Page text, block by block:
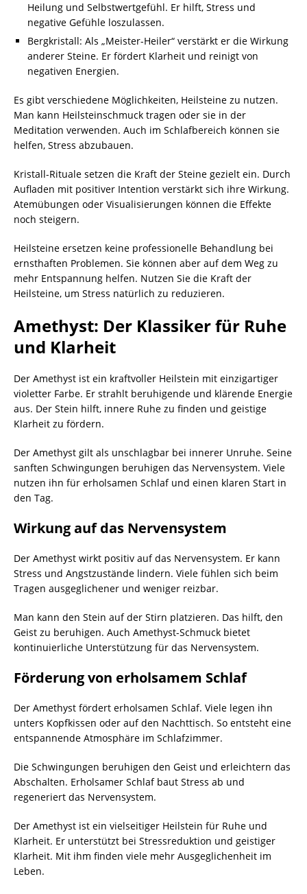
Heilung und Selbstwertgefühl. Er hilft, Stress und
negative Gefühle loszulassen.
Bergkristall: Als „Meister-Heiler“ verstärkt er die Wirkung
anderer Steine. Er fördert Klarheit und reinigt von
negativen Energien.
Es gibt verschiedene Möglichkeiten, Heilsteine zu nutzen.
Man kann Heilsteinschmuck tragen oder sie in der
Meditation verwenden. Auch im Schlafbereich können sie
helfen, Stress abzubauen.
Kristall-Rituale setzen die Kraft der Steine gezielt ein. Durch
Aufladen mit positiver Intention verstärkt sich ihre Wirkung.
Atemübungen oder Visualisierungen können die Effekte
noch steigern.
Heilsteine ersetzen keine professionelle Behandlung bei
ernsthaften Problemen. Sie können aber auf dem Weg zu
mehr Entspannung helfen. Nutzen Sie die Kraft der
Heilsteine, um Stress natürlich zu reduzieren.
Amethyst: Der Klassiker für Ruhe
und Klarheit
Der Amethyst ist ein kraftvoller Heilstein mit einzigartiger
violetter Farbe. Er strahlt beruhigende und klärende Energie
aus. Der Stein hilft, innere Ruhe zu finden und geistige
Klarheit zu fördern.
Der Amethyst gilt als unschlagbar bei innerer Unruhe. Seine
sanften Schwingungen beruhigen das Nervensystem. Viele
nutzen ihn für erholsamen Schlaf und einen klaren Start in
den Tag.
Wirkung auf das Nervensystem
Der Amethyst wirkt positiv auf das Nervensystem. Er kann
Stress und Angstzustände lindern. Viele fühlen sich beim
Tragen ausgeglichener und weniger reizbar.
Man kann den Stein auf der Stirn platzieren. Das hilft, den
Geist zu beruhigen. Auch Amethyst-Schmuck bietet
kontinuierliche Unterstützung für das Nervensystem.
Förderung von erholsamem Schlaf
Der Amethyst fördert erholsamen Schlaf. Viele legen ihn
unters Kopfkissen oder auf den Nachttisch. So entsteht eine
entspannende Atmosphäre im Schlafzimmer.
Die Schwingungen beruhigen den Geist und erleichtern das
Abschalten. Erholsamer Schlaf baut Stress ab und
regeneriert das Nervensystem.
Der Amethyst ist ein vielseitiger Heilstein für Ruhe und
Klarheit. Er unterstützt bei Stressreduktion und geistiger
Klarheit. Mit ihm finden viele mehr Ausgeglichenheit im
Leben.